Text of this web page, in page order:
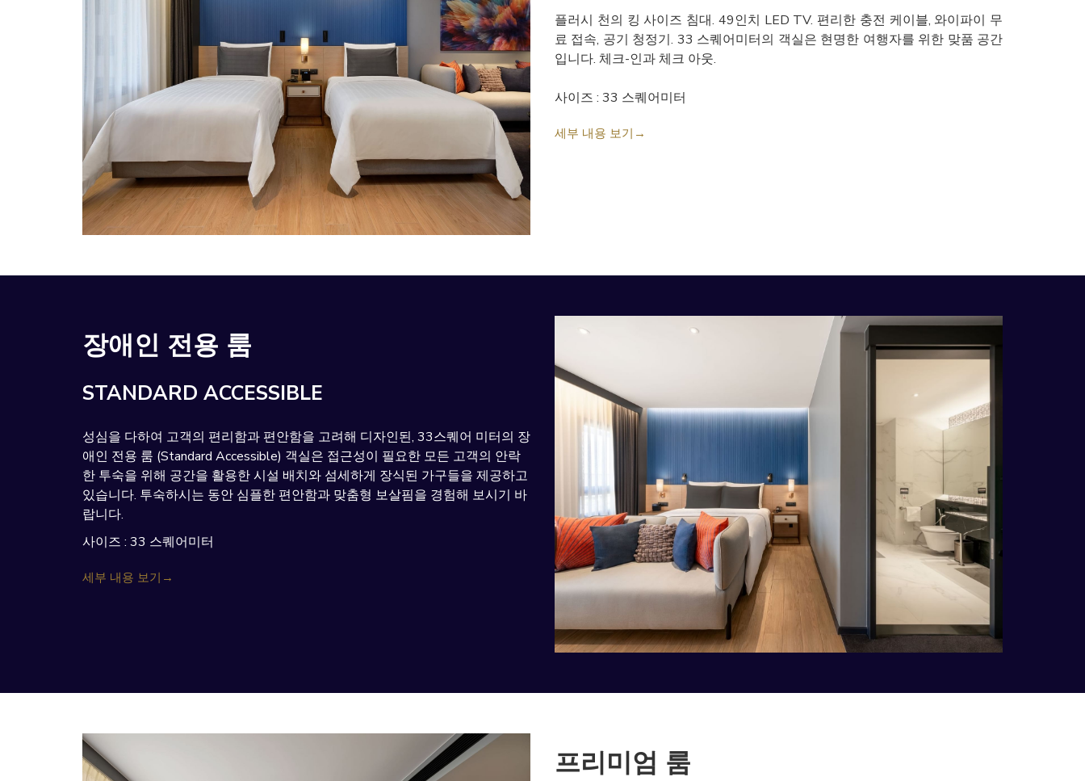
플러시 천의 킹 사이즈 침대. 49인치 LED TV. 편리한 충전 케이블, 와이파이 무
료 접속, 공기 청정기. 33 스퀘어미터의 객실은 현명한 여행자를 위한 맞품 공간
입니다. 체크-인과 체크 아웃.
사이즈 : 33 스퀘어미터
세부 내용 보기
장애인 전용 룸
STANDARD ACCESSIBLE
성심을 다하여 고객의 편리함과 편안함을 고려해 디자인된, 33스퀘어 미터의 장
애인 전용 룸 (Standard Accessible) 객실은 접근성이 필요한 모든 고객의 안락
한 투숙을 위해 공간을 활용한 시설 배치와 섬세하게 장식된 가구들을 제공하고
있습니다. 투숙하시는 동안 심플한 편안함과 맞춤형 보살핌을 경험해 보시기 바
랍니다.
사이즈 : 33 스퀘어미터
세부 내용 보기
프리미엄 룸